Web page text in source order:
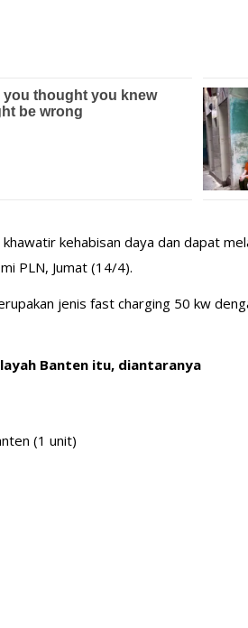
kehabisan daya dan dapat
PLN, Jumat (14/4).
jenis fast charging 50 kw
Banten itu, diantaranya
(1 unit)